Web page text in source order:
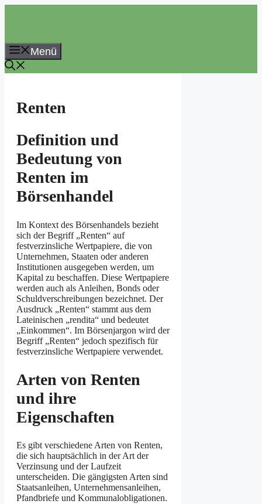
Menü
Renten
Definition und
Bedeutung von
Renten im
Börsenhandel
Im Kontext des Börsenhandels bezieht
sich der Begriff „Renten“ auf
festverzinsliche Wertpapiere, die von
Unternehmen, Staaten oder anderen
Institutionen ausgegeben werden, um
Kapital zu beschaffen. Diese Wertpapiere
werden auch als Anleihen, Bonds oder
Schuldverschreibungen bezeichnet. Der
Ausdruck „Renten“ stammt aus dem
Lateinischen „rendita“ und bedeutet
„Einkommen“. Im Börsenjargon wird der
Begriff „Renten“ jedoch spezifisch für
festverzinsliche Wertpapiere verwendet.
Arten von Renten
und ihre
Eigenschaften
Es gibt verschiedene Arten von Renten,
die sich hauptsächlich in der Art der
Verzinsung und der Laufzeit
unterscheiden. Die gängigsten Arten sind
Staatsanleihen, Unternehmensanleihen,
Pfandbriefe und Kommunalobligationen.